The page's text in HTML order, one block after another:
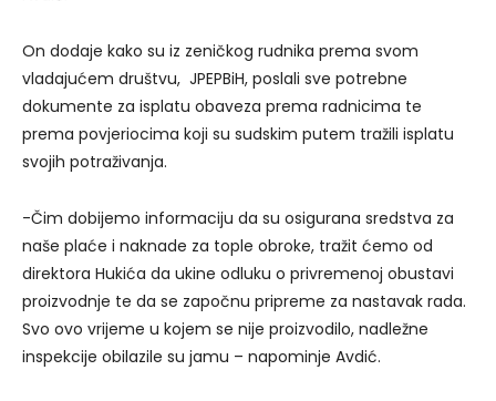
On dodaje kako su iz zeničkog rudnika prema svom
vladajućem društvu, JPEPBiH, poslali sve potrebne
dokumente za isplatu obaveza prema radnicima te
prema povjeriocima koji su sudskim putem tražili isplatu
svojih potraživanja.
-Čim dobijemo informaciju da su osigurana sredstva za
naše plaće i naknade za tople obroke, tražit ćemo od
direktora Hukića da ukine odluku o privremenoj obustavi
proizvodnje te da se započnu pripreme za nastavak rada.
Svo ovo vrijeme u kojem se nije proizvodilo, nadležne
inspekcije obilazile su jamu – napominje Avdić.